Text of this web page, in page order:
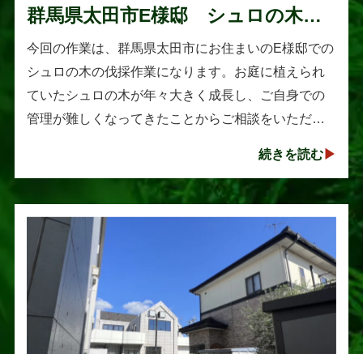
群馬県太田市E様邸 シュロの木の
伐採作業
今回の作業は、群馬県太田市にお住まいのE様邸での
シュロの木の伐採作業になります。お庭に植えられ
ていたシュロの木が年々大きく成長し、ご自身での
管理が難しくなってきたことからご相談をいただき
続きを読む